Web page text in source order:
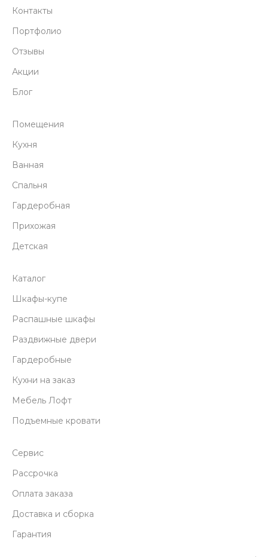
Контакты
Портфолио
Отзывы
Акции
Блог
Помещения
Кухня
Ванная
Спальня
Гардеробная
Прихожая
Детская
Каталог
Шкафы-купе
Распашные шкафы
Раздвижные двери
Гардеробные
Кухни на заказ
Мебель Лофт
Подъемные кровати
Сервис
Рассрочка
Оплата заказа
Доставка и сборка
Гарантия